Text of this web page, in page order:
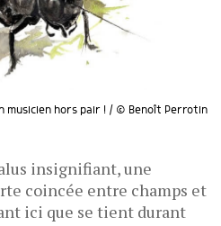
musicien hors pair ! / © Benoît Perrotin
insignifiant, une
coincée entre champs et
ici que se tient durant